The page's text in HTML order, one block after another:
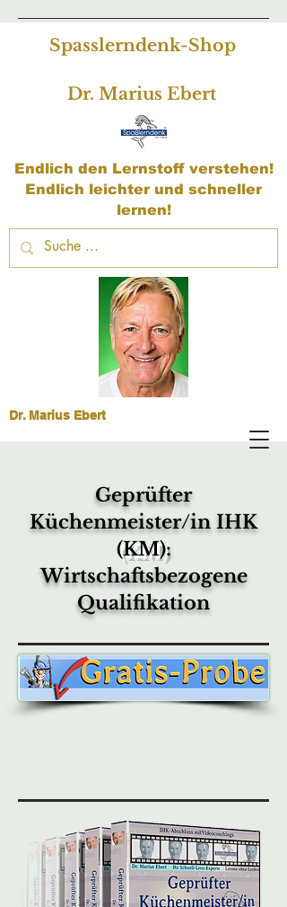
Spasslerndenk-Shop
Dr. Marius Ebert
Endlich den Lernstoff verstehen!
Endlich leichter und schneller
lernen!
Dr. Marius Ebert
Geprüfter
Küchenmeister/in IHK
(KM):
Wirtschaftsbezogene
Qualifikation